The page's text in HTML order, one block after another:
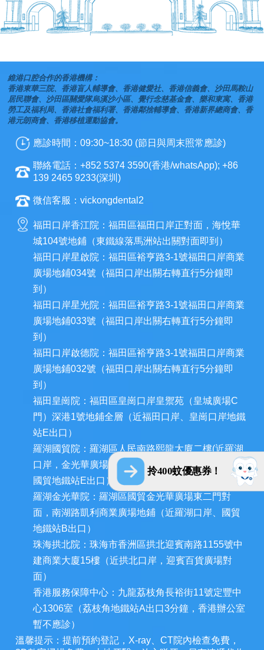
拎400蚊優惠券！
維港口腔合作的香港機構：
香港東華三院、香港盲人輔導會、香港健愛社、香港信義會、沙田馬鞍山
居民聯會、沙田區關愛隊烏溪沙小區、覺行念慈基金會、樂和東寓、香港
勞工及福利局、香港社會福利署、香港鄰捨輔導會、香港新界總商會、香
港元朗商會、香港移植運動協會。
應診時間：09:30~18:30 (節日與周末照常應診)
聯絡電話：+852 5374 3590(香港/whatsApp); +86
139 2465 9233(深圳)
微信客服：vickongdental2
福田口岸香江院：福田區福田口岸正對面，海悅華
城104號地鋪（東鐵線落馬洲站出關對面即到）
福田口岸星啟院：福田區裕亨路3-1號福田口岸商業
廣場地鋪034號（福田口岸出關右轉直行5分鐘即
到）
福田口岸星光院：福田區裕亨路3-1號福田口岸商業
廣場地鋪033號（福田口岸出關右轉直行5分鐘即
到）
福田口岸啟德院：福田區裕亨路3-1號福田口岸商業
廣場地鋪032號（福田口岸出關右轉直行5分鐘即
到）
福田皇崗院：福田區皇崗口岸皇禦苑（皇城廣場C
門）深港1號地鋪全層（近福田口岸、皇崗口岸地鐵
站E出口）
羅湖國貿院：羅湖區人民南路熙龍大廈二樓(近羅湖
口岸，金光華廣場西門和深圳發展中心大廈對面，
國貿地鐵站E出口）
羅湖金光華院：羅湖區國貿金光華廣場東二門對
面，南湖路凱利商業廣場地鋪（近羅湖口岸、國貿
地鐵站B出口）
珠海拱北院：珠海市香洲區拱北迎賓南路1155號中
建商業大廈15樓（近拱北口岸，迎賓百貨廣場對
面）
香港服務保障中心：九龍荔枝角長裕街11號定豐中
心1306室（荔枝角地鐵站A出口3分鐘，香港辦公室
暫不應診）
溫馨提示：提前預約登記，X-ray、CT院內檢查免費，